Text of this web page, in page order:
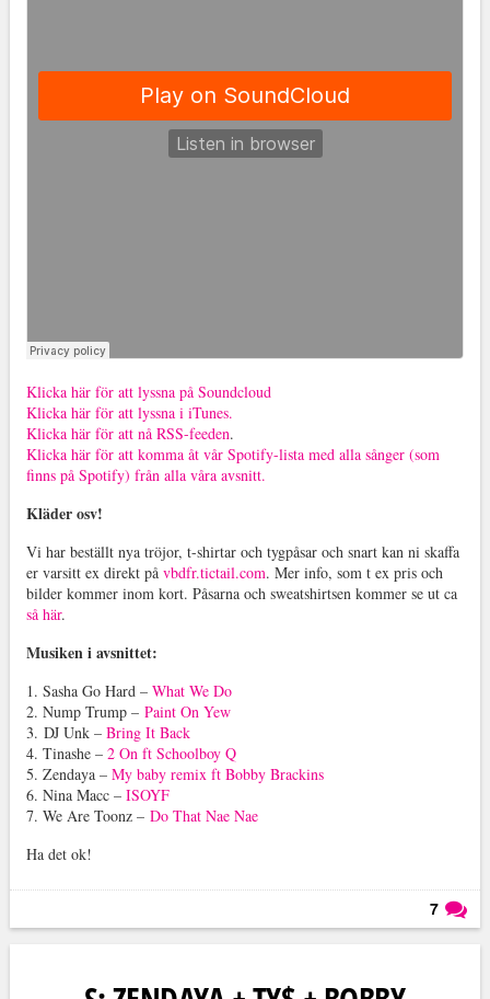
Klicka här för att lyssna på Soundcloud
Klicka här för att lyssna i iTunes.
Klicka här för att nå RSS-feeden.
Klicka här för att komma åt vår Spotify-lista med alla sånger (som
finns på Spotify) från alla våra avsnitt.
Kläder osv!
Vi har beställt nya tröjor, t-shirtar och tygpåsar och snart kan ni skaffa
er varsitt ex direkt på vbdfr.tictail.com. Mer info, som t ex pris och
bilder kommer inom kort. Påsarna och sweatshirtsen kommer se ut ca
så här.
Musiken i avsnittet:
1. Sasha Go Hard – What We Do
2. Nump Trump – Paint On Yew
3. DJ Unk – Bring It Back
4. Tinashe – 2 On ft Schoolboy Q
5. Zendaya – My baby remix ft Bobby Brackins
6. Nina Macc – ISOYF
7. We Are Toonz – Do That Nae Nae
Ha det ok!
7